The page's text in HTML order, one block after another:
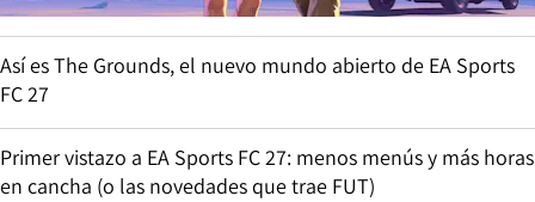
Así es The Grounds, el nuevo mundo abierto de EA Sports
FC 27
Primer vistazo a EA Sports FC 27: menos menús y más horas
en cancha (o las novedades que trae FUT)